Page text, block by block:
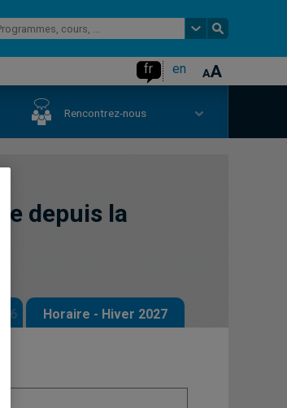
fr en
Rencontrez-nous
depuis la
Horaire - Hiver 2027